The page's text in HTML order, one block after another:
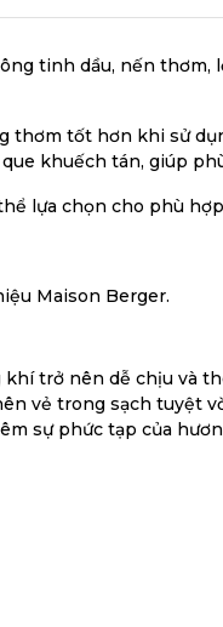
tinh dầu, nến
tốt hơn khi sử
khuếch tán, giúp
lựa chọn cho phù
Maison Berger.
trở nên dễ chịu và
vẻ trong sạch tuyệt
sự phức tạp của